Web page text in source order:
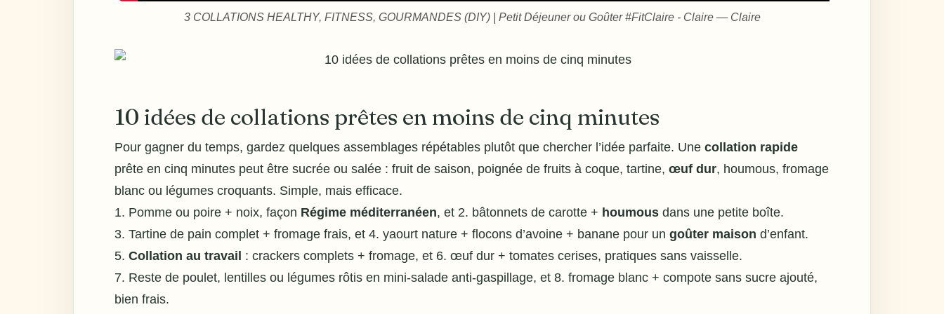
3 COLLATIONS HEALTHY, FITNESS, GOURMANDES (DIY) | Petit Déjeuner ou Goûter #FitClaire - Claire — Claire
10 idées de collations prêtes en moins de cinq minutes
Pour gagner du temps, gardez quelques assemblages répétables plutôt que chercher l’idée parfaite. Une collation rapide
prête en cinq minutes peut être sucrée ou salée : fruit de saison, poignée de fruits à coque, tartine, œuf dur, houmous, fromage
blanc ou légumes croquants. Simple, mais efficace.
1. Pomme ou poire + noix, façon Régime méditerranéen, et 2. bâtonnets de carotte + houmous dans une petite boîte.
3. Tartine de pain complet + fromage frais, et 4. yaourt nature + flocons d’avoine + banane pour un goûter maison d’enfant.
5. Collation au travail : crackers complets + fromage, et 6. œuf dur + tomates cerises, pratiques sans vaisselle.
7. Reste de poulet, lentilles ou légumes rôtis en mini-salade anti-gaspillage, et 8. fromage blanc + compote sans sucre ajouté,
bien frais.